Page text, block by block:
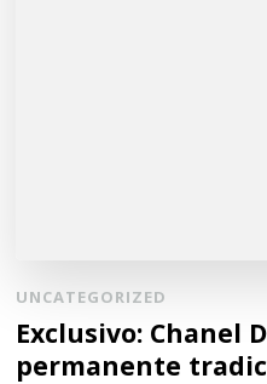
UNCATEGORIZED
Exclusivo: Chanel
permanente